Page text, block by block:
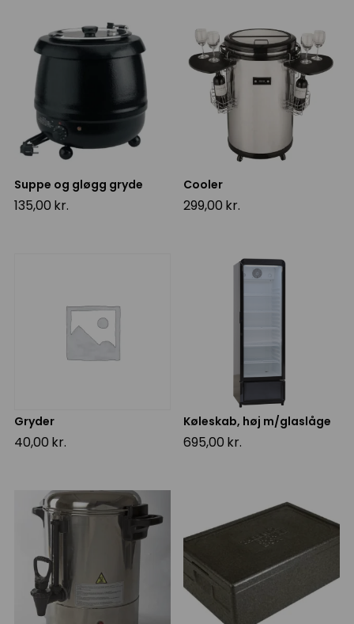
Suppe og gløgg gryde
135,00 kr.
Cooler
299,00 kr.
Gryder
40,00 kr.
Køleskab, høj m/glaslåge
695,00 kr.